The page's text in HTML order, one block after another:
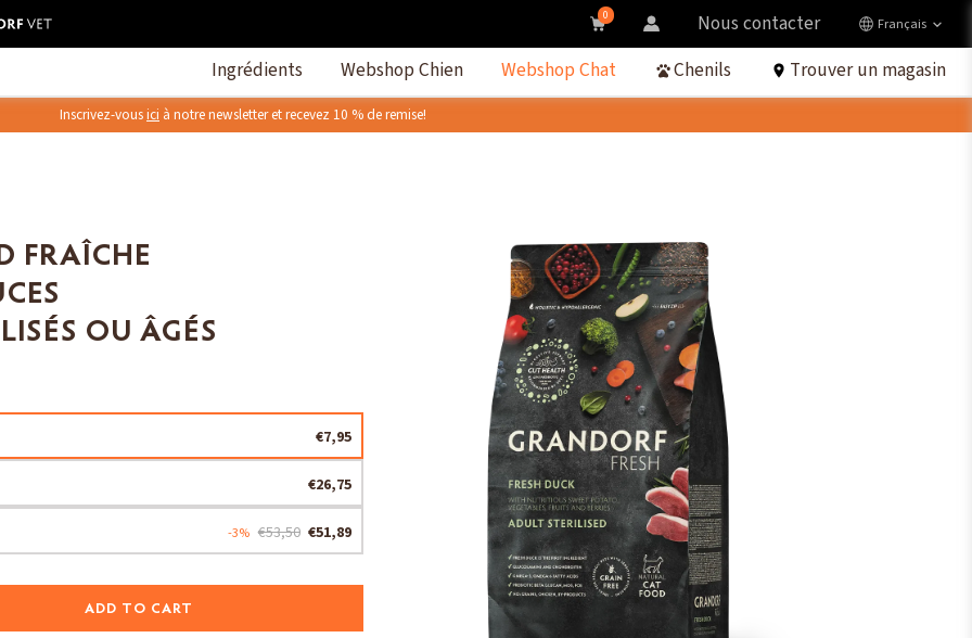
0 Nous contacter Français
Ingrédients Webshop Chien Webshop Chat Chenils Trouver un magasin
Inscrivez-vousici à notre newsletter et recevez 10 % de remise!
FRAÎCHE
OU ÂGÉS
€7,95
€26,75
-3% €53,50 €51,89
ADD TO CART